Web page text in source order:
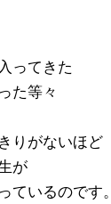
ってきた
た等々
りがないほど
が
ているのです。